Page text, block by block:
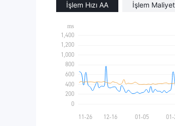
İşlem Hızı AA İşlem